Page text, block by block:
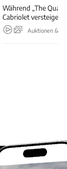
Während „The
Cabriolet versteigert.
Auktionen &